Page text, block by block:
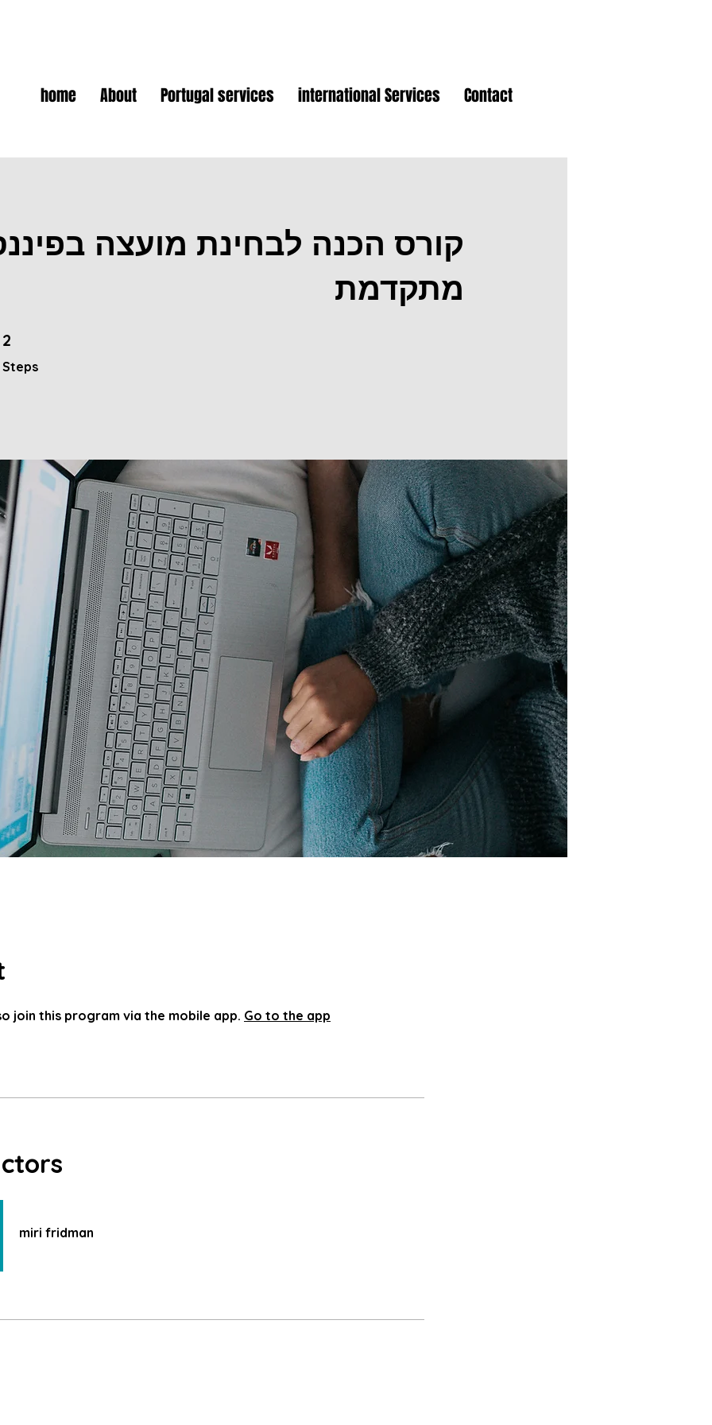
home About Portugal services international Services Contact
קורס הכנה לבחינת מועצה
מתקדמת
2
Steps
2 Steps
join this program via the mobile app. Go to the app
miri fridman